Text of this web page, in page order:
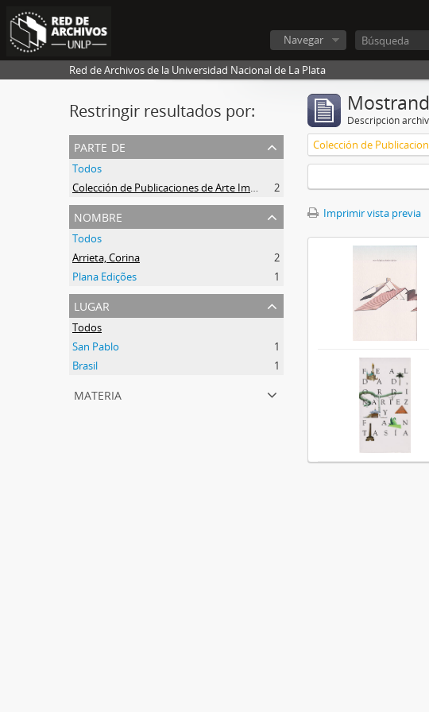
Navegar
Red de Archivos de la Universidad Nacional de La Plata
Restringir resultados por:
parte de
Todos
Colección de Publicaciones de Arte Impreso
2
nombre
Todos
Arrieta, Corina
2
Plana Edições
1
lugar
Todos
San Pablo
1
Brasil
1
materia
Descripción
Imprimir vista previa